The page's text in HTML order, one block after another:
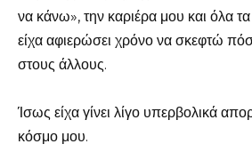
να κάνω», την καριέρα μου και όλα
είχα αφιερώσει χρόνο να σκεφτώ
στους άλλους.
Ίσως είχα γίνει λίγο υπερβολικά
κόσμο μου.